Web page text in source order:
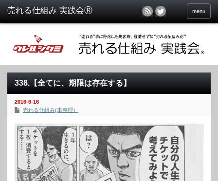
menu
338.【全てに、期限は存在する】
2016-6-16
売れる仕組み(未整理）